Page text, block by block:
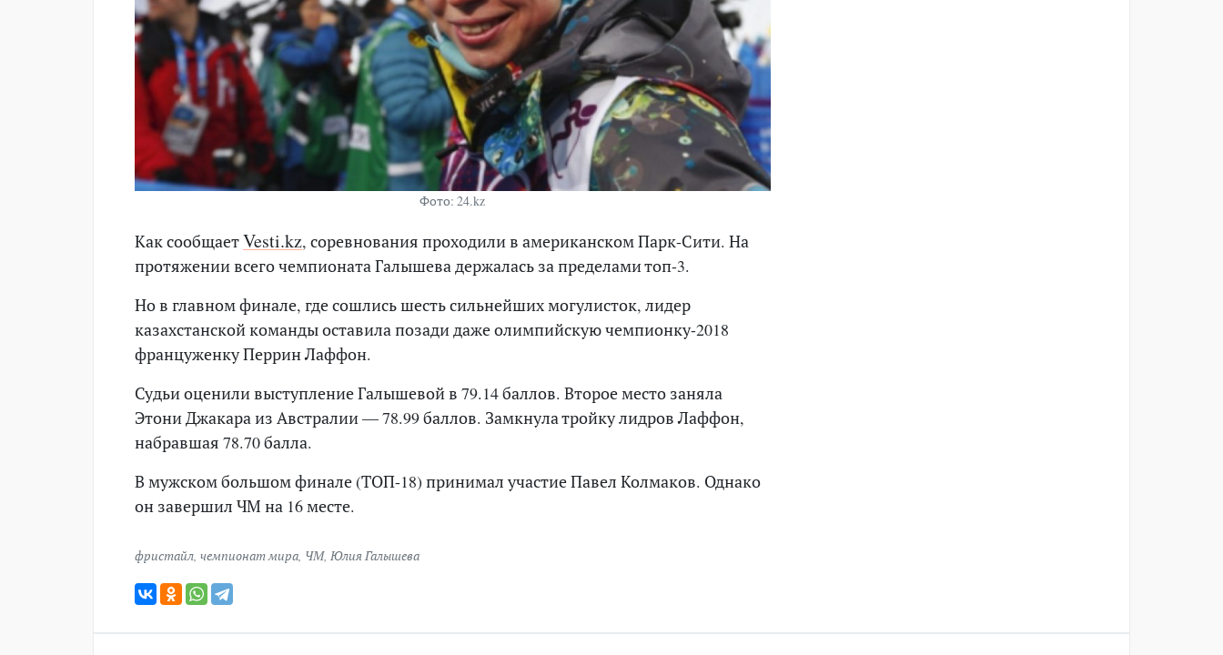
Фото: 24.kz
Как сообщаетVesti.kz, соревнования проходили в американском Парк-Сити. На
протяжении всего чемпионата Галышева держалась за пределами топ-3.
Но в главном финале, где сошлись шесть сильнейших могулисток, лидер
казахстанской команды оставила позади даже олимпийскую чемпионку-2018
француженку Перрин Лаффон.
Судьи оценили выступление Галышевой в 79.14 баллов. Второе место заняла
Этони Джакара из Австралии — 78.99 баллов. Замкнула тройку лидров Лаффон,
набравшая 78.70 балла.
В мужском большом финале (ТОП-18) принимал участие Павел Колмаков. Однако
он завершил ЧМ на 16 месте.
фристайл, чемпионат мира, ЧМ, Юлия Галышева